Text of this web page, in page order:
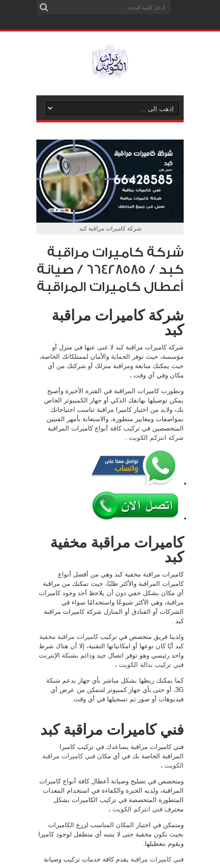
شركة كاميرات مراقبة كبد
شركة كاميرات مراقبة
كبد / 66428585 / صيانة
أعطال كاميرات المراقبة
شركة كاميرات مراقبة
كبد
شركة كاميرات مراقبة كبد لا غنى عنها في منزل أو
مؤسسة، حيث توفر الحماية والأمان لممتلكاتك الخاصة،
حيث يمكنك متابعة ومراقبة منزلك أو شركتك من أي
مكان وفي أي وقت ،
وتطورت كاميرات المراقبة في الفترة الأخيرة وأصبح
يمكن توصيلها بهاتفك الذكي أو جهاز الكمبيوتر الخاص
بك، ولابد من اختيار كاميرا مراقبة تناسب احتياجاتك
بمواصفات ومعايير متطورة، والاستعانة بأمهر الفنيين
المتخصصين في تركيب كافة أنواع كاميرات المراقبة
شركة انتركم الكويت
كاميرات مراقبة مخفية
كبد
كاميرات مراقبة مخفية كبد وهي من أفضل أنواع
كاميرات المراقبة والأكثر طلبًا، حيث تمكنك من مراقبة
أي مكان بشكل خفي دون أن يلاحظ أحد وجود كاميرات
مراقبة، وهي الأكثر شيوعًا واستخدامًا سواء في
الشركات أو الفنادق أو المنازل شركة كاميرات مراقبة
كبد .
ولدينا فريق متخصص في تركيبكاميرات مراقبة مخفية
كبد أيًا كان نوعها أو امكانياتها التقنية، إلا أن هناك شرط
واحد رئيسي وهو توفر اتصال جيد ودائم بشبكة الإنترنت
فني تركيب بدالة الكويت ،
كما يمكنك ربطها بشكل مباشر بأي جهاز يدعم شبكة
3G، أو حتى بأي جهاز كمبيوتر لتتمكن من عرض أي
فيديوهات أو صور تم تسجيلها في أي وقت.
فني كاميرات مراقبة كبد
فني كاميرات مراقبة يساعدك في تركيب كاميرا
المراقبة الخاصة بك في أي مكان فني كاميرات مراقبة
الكويت ،
ومتخصص في تصليح وصيانة أعطال كافة أنواع كاميرات
المراقبة، ولديه الخبرة والكفاءة في استخدام المعدات
المتطورة المتخصصة في تركيب الكاميرات بشكل
محترف فني انتركم الكويت ،
ومتمكن في اختيار المكان المناسب لزرع الكاميرات
بحيث تكون مخفية حتى لا ينتبه أي متطفل لوجود كاميرا
ويقوم بتعطيلها.
فني كاميرات مراقبة يقدم كافة خدمات تركيب وصيانة